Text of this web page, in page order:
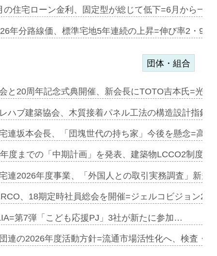
協業=お互…
コリビング…
の住宅ローン金利、固定型が総じて低下=6月から一
年分路線価、標準宅地5年連続の上昇=伸び率2・
を提案=P…
ンビ…
加=リンナ…
見込む=…
開始=三協…
団体・組合
と20周年記念式典開催、新会長にTOTO吉本氏=光
ハブ建築協会、木質接着パネル工法の構造設計指針
連坂本会長、「団塊世代の持ち家」今後を懸念=高
度までの「中期計画」を発表、建築物LCCO2制度
連2026年度事業、「外国人との取引実務調査」新規
、18期定時社員総会を開催=ジェルコビジョン
第7弾「こども応援PJ」3社が新たに参加…
連の2026年度活動方針=流通市場活性化へ、検査・